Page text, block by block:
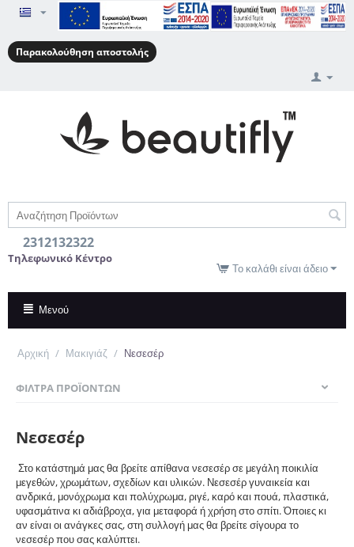
Παρακολούθηση αποστολής
2312132322
Τηλεφωνικό Κέντρο
Το καλάθι είναι άδειο
Μενού
Αρχική / Μακιγιάζ / Νεσεσέρ
ΦΊΛΤΡΑ ΠΡΟΪΌΝΤΩΝ
Νεσεσέρ
Στο κατάστημά μας θα βρείτε απίθανα νεσεσέρ σε μεγάλη ποικιλία
μεγεθών, χρωμάτων, σχεδίων και υλικών. Νεσεσέρ γυναικεία και
ανδρικά, μονόχρωμα και πολύχρωμα, ριγέ, καρό και πουά, πλαστικά,
υφασμάτινα κι αδιάβροχα, για μεταφορά ή χρήση στο σπίτι. Όποιες κι
αν είναι οι ανάγκες σας, στη συλλογή μας θα βρείτε σίγουρα το
νεσεσέρ που σας καλύπτει.